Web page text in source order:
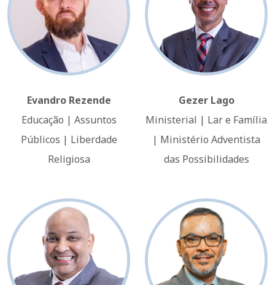
Evandro Rezende
Educação | Assuntos
Públicos | Liberdade
Religiosa
Gezer Lago
Ministerial | Lar e Família
| Ministério Adventista
das Possibilidades